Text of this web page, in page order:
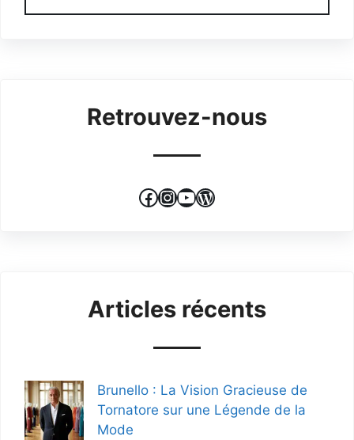
Retrouvez-nous
Facebook
Instagram
YouTube
WordPress
Articles récents
Brunello : La Vision Gracieuse de
Tornatore sur une Légende de la
Mode